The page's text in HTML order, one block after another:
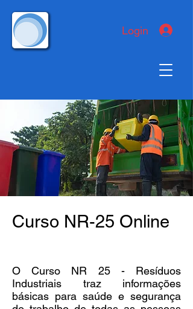
Login
Curso NR-25 Online
O Curso NR 25 - Resíduos
Industriais traz informações
básicas para saúde e segurança